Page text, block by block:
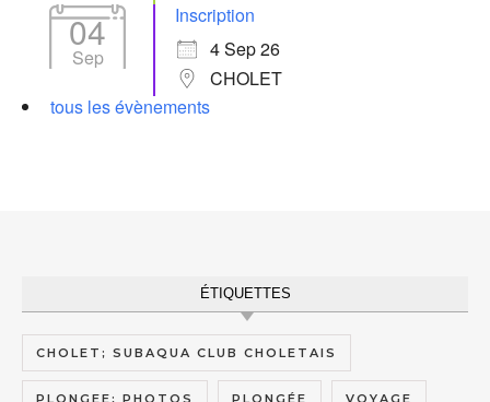
04
Sep
Inscription
4 Sep 26
CHOLET
tous les évènements
ÉTIQUETTES
CHOLET; SUBAQUA CLUB CHOLETAIS
PLONGEE; PHOTOS PLONGÉE VOYAGE